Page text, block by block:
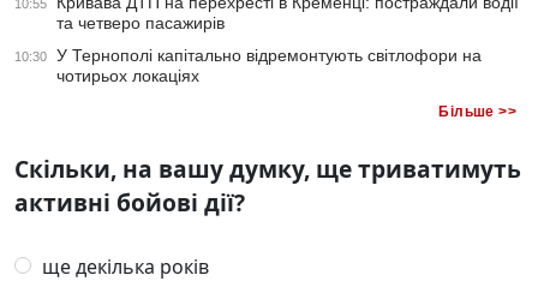
10:55
та четверо пасажирів
10:30
У Тернополі капітально відремонтують світлофори на
чотирьох локаціях
Більше >>
Скільки, на вашу думку, ще триватимуть
активні бойові дії?
ще декілька років